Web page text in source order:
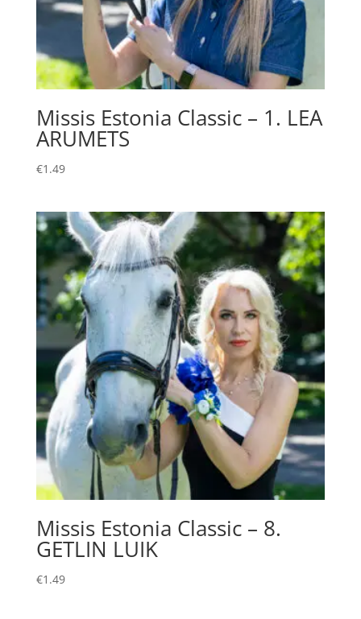
Missis Estonia Classic – 1. LEA
ARUMETS
€1.49
Missis Estonia Classic – 8.
GETLIN LUIK
€1.49